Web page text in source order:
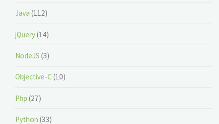
Java (112)
jQuery(14)
NodeJS (3)
Objective-C (10)
Php (27)
Python (33)